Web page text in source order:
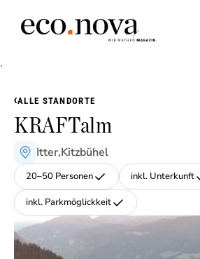
.
›ALLE STANDORTE
KRAFTalm
Itter,Kitzbühel
20–50 Personen inkl. Unterkunft
inkl. Parkmöglickkeit